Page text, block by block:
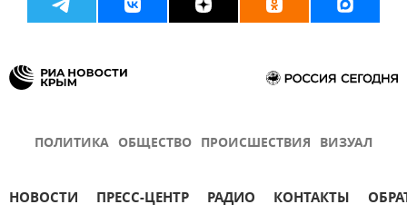
ПОЛИТИКА ОБЩЕСТВО ПРОИСШЕСТВИЯ ВИЗУАЛ
НОВОСТИ ПРЕСС-ЦЕНТР РАДИО КОНТАКТЫ